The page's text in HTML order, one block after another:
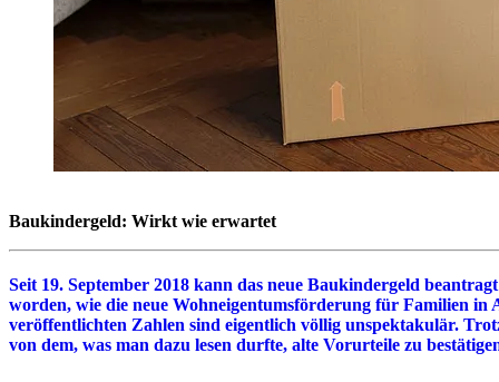
Baukindergeld: Wirkt wie erwartet
Seit 19. September 2018 kann das neue Baukindergeld
worden, wie die neue Wohneigentumsförderung für Familien
veröffentlichten Zahlen sind eigentlich völlig unspektakulär.
von dem, was man dazu lesen durfte, alte Vorurteile zu